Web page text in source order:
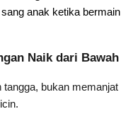
anak ketika bermain
Naik dari Bawah
bukan memanjat